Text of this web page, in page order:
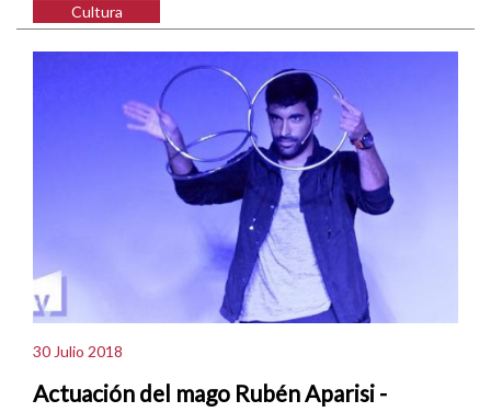
Cultura
30 Julio 2018
Actuación del mago Rubén Aparisi -